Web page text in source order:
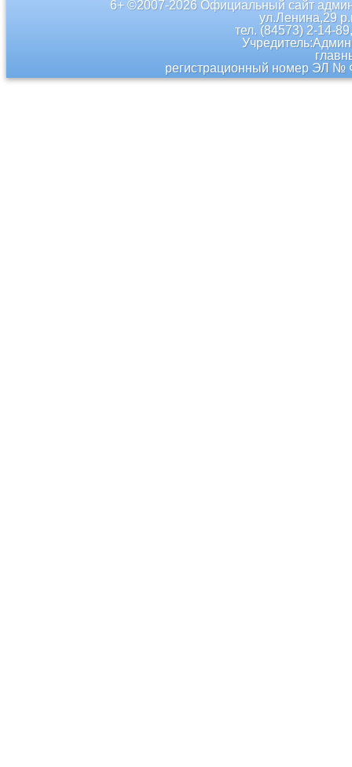
6+ ©2007-2026 Официальный сайт
ул.Ленина,29
тел. (84573) 2-14-
регистрационный номер ЭЛ №